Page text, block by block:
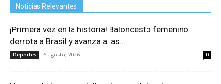
Noticias Relevantes
¡Primera vez en la historia! Baloncesto femenino
derrota a Brasil y avanza a las...
Deportes 6 agosto, 2026 0